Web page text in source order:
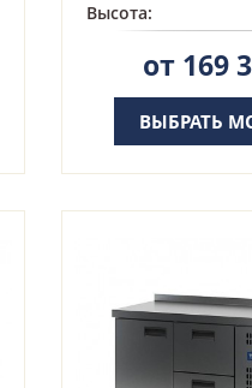
Высота:
от 169
ВЫБРАТЬ